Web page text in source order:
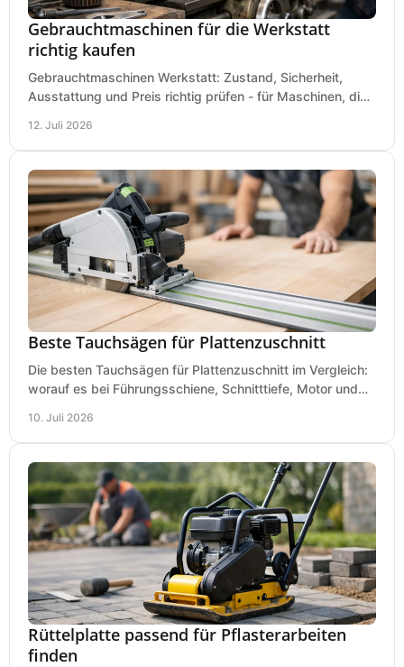
Gebrauchtmaschinen für die Werkstatt
richtig kaufen
Gebrauchtmaschinen Werkstatt: Zustand, Sicherheit,
Ausstattung und Preis richtig prüfen - für Maschinen, die
12. Juli 2026
Beste Tauchsägen für Plattenzuschnitt
Die besten Tauchsägen für Plattenzuschnitt im Vergleich:
worauf es bei Führungsschiene, Schnitttiefe, Motor und
10. Juli 2026
Rüttelplatte passend für Pflasterarbeiten
finden